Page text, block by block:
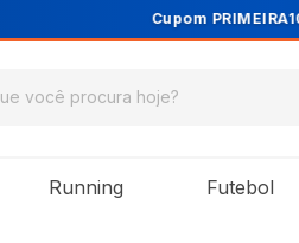
Cupom PRIMEIRA10 para
Running Futebol